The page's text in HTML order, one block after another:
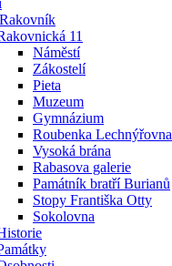
11
Náměstí
Zákostelí
Pieta
Muzeum
Gymnázium
Roubenka Lechnýřovna
Vysoká brána
Rabasova galerie
Památník bratří Burianů
Stopy Františka Otty
Sokolovna